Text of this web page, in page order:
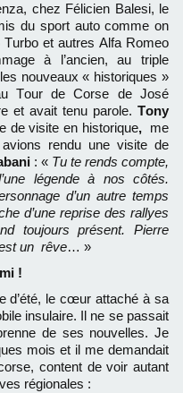
chez Félicien Balesi, le
du sport auto comme on
Turbo et autres Alfa Romeo
à l’ancien, au triple
nouveaux « historiques »
Tour de Corse de José
et avait tenu parole. Tony
de visite en historique, me
rendu une visite de
: « Tu te rends compte,
légende à nos côtés.
d’un autre temps
d’une reprise des rallyes
toujours présent. Pierre
un rêve… »
!
d’été, le cœur attaché à sa
insulaire. Il ne se passait
de ses nouvelles. Je
mois et il me demandait
content de voir autant
régionales :